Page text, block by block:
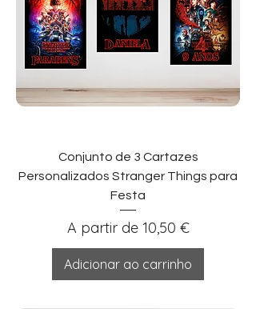
Conjunto de 3 Cartazes
Personalizados Stranger Things para
Festa
A partir de 10,50 €
Preço promocional
Adicionar ao carrinho